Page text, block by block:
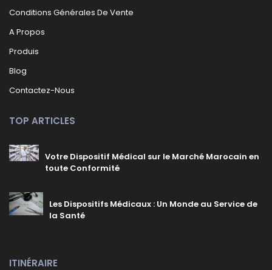
Conditions Générales De Vente
A Propos
Produis
Blog
Contactez-Nous
TOP ARTICLES
Votre Dispositif Médical sur le Marché Marocain en
toute Conformité
Les Dispositifs Médicaux : Un Monde au Service de
la Santé
ITINÉRAIRE